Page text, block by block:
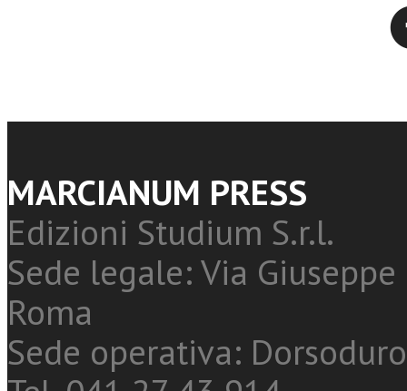
MARCIANUM PRESS
Edizioni Studium S.r.l.
Sede legale: Via
Roma
Sede operativa: